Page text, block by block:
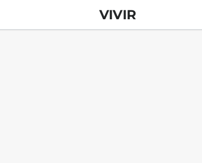
VIVIR